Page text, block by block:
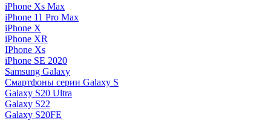
iPhone Xs Max
iPhone 11 Pro Max
iPhone X
iPhone XR
IPhone Xs
iPhone SE 2020
Samsung Galaxy
Смартфоны серии Galaxy S
Galaxy S20 Ultra
Galaxy S22
Galaxy S20FE